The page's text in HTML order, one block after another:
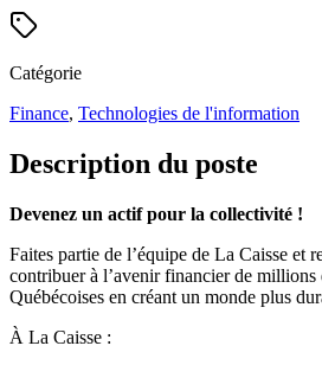
Catégorie
Finance, Technologies de l'information
Description du poste
Devenez un actif pour la collectivité !
Faites partie de l’équipe de La Caisse et
contribuer à l’avenir financier de millions
Québécoises en créant un monde plus
À La Caisse :